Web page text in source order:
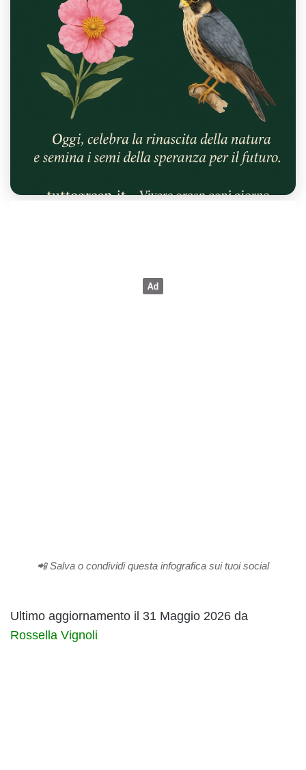
📲 Salva o condividi questa infografica sui tuoi social
Ultimo aggiornamento il 31 Maggio 2026 da
Rossella Vignoli